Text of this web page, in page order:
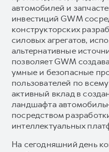
автомобилей и
инвестиций GWM
конструкторских
силовых агрегатов,
альтернативные
позволяет GWM
умные и безопасные
пользователей по
активный вклад в
ландшафта
посредством
интеллектуальных
На сегодняшний день